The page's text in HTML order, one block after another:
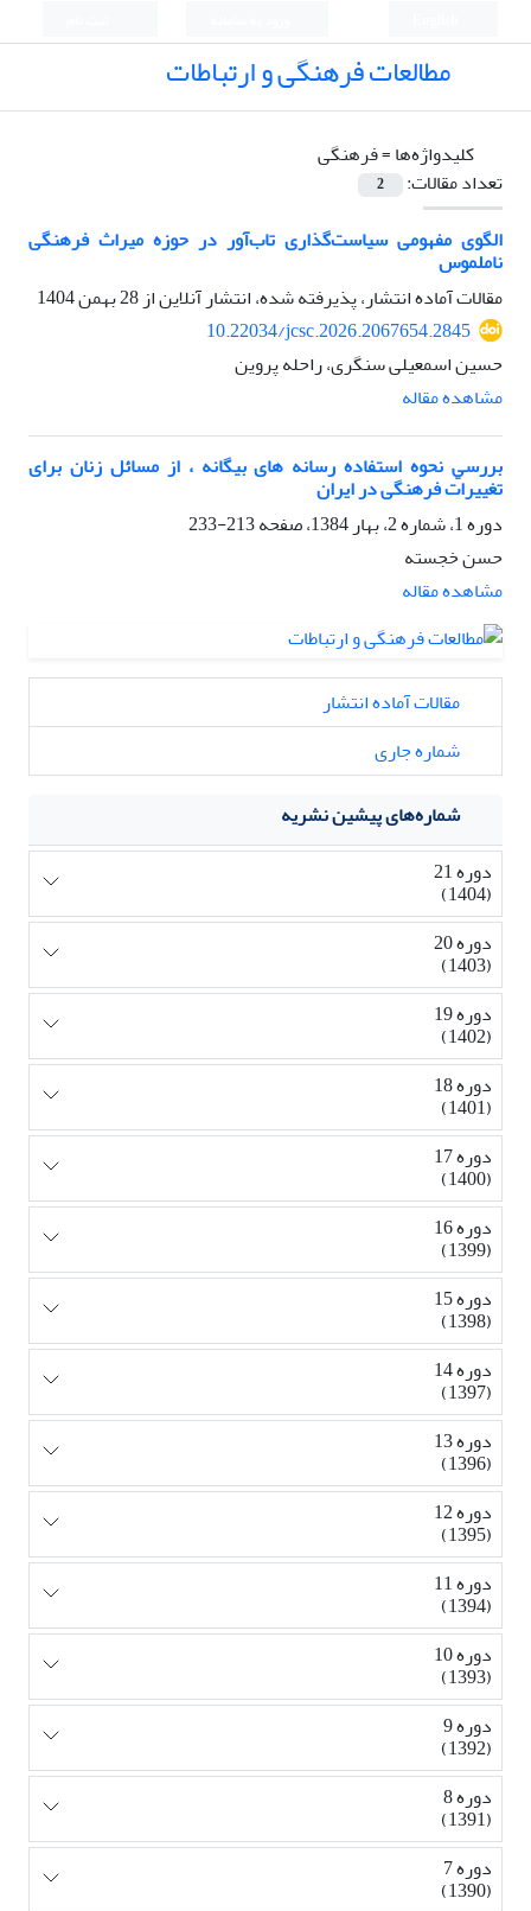
مطالعات فرهنگی و ارتباطات
کلیدواژه‌ها =فرهنگی
تعداد مقالات:
2
الگوی مفهومی سیاست‌گذاری تاب‌آور در حوزه میراث فرهنگی
ناملموس
مقالات آماده انتشار، پذیرفته شده، انتشار آنلاین از28 بهمن 1404
10.22034/jcsc.2026.2067654.2845
حسین اسمعیلی سنگری، راحله پروین
مشاهده مقاله
ﺑﺮرﺳﻲ نحوه اﺳﺘﻔﺎده رﺳﺎﻧﻪ های بیگانه ، از ﻣﺴﺎﺋﻞ زﻧﺎن ﺑﺮای
تغییرات فرهنگی در اﻳﺮان
دوره 1، شماره 2، بهار 1384، صفحه
213-233
حسن خجسته
مشاهده مقاله
مقالات آماده انتشار
شماره جاری
شماره‌های پیشین نشریه
دوره 21
(1404)
دوره 20
(1403)
دوره 19
(1402)
دوره 18
(1401)
دوره 17
(1400)
دوره 16
(1399)
دوره 15
(1398)
دوره 14
(1397)
دوره 13
(1396)
دوره 12
(1395)
دوره 11
(1394)
دوره 10
(1393)
دوره 9
(1392)
دوره 8
(1391)
دوره 7
(1390)